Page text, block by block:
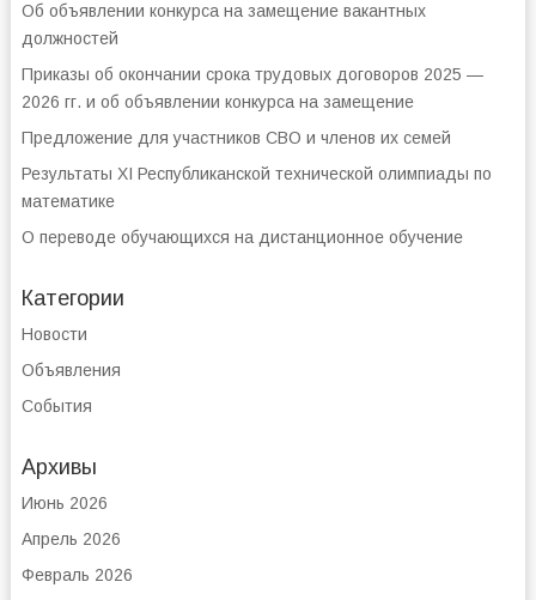
Об объявлении конкурса на замещение вакантных
должностей
Приказы об окончании срока трудовых договоров 2025 —
2026 гг. и об объявлении конкурса на замещение
Предложение для участников СВО и членов их семей
Результаты XI Республиканской технической олимпиады по
математике
О переводе обучающихся на дистанционное обучение
Категории
Новости
Объявления
События
Архивы
Июнь 2026
Апрель 2026
Февраль 2026